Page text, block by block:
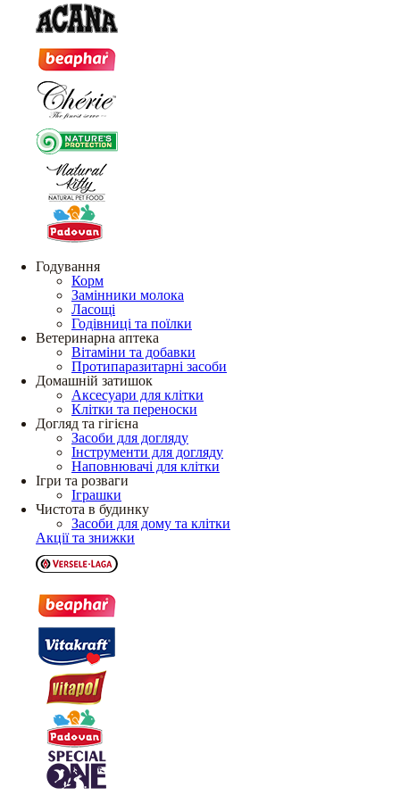
Годування
Корм
Замінники молока
Ласощі
Годівниці та поїлки
Ветеринарна аптека
Вітаміни та добавки
Протипаразитарні засоби
Домашній затишок
Аксесуари для клітки
Клітки та переноски
Догляд та гігієна
Засоби для догляду
Інструменти для догляду
Наповнювачі для клітки
Ігри та розваги
Іграшки
Чистота в будинку
Засоби для дому та клітки
Акції та знижки